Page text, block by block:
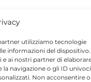
utilizziamo tecnologie
informazioni del
ai nostri partner di
navigazione o gli ID univoci
Non acconsentire o
a
MTB:
terzo posto